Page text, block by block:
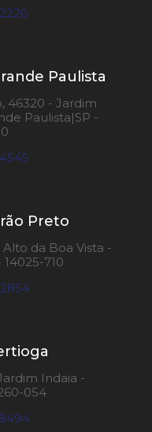
Paulista
46320 - Jardim
Paulista|SP -
Preto
da Boa Vista -
710
Indaia -
054